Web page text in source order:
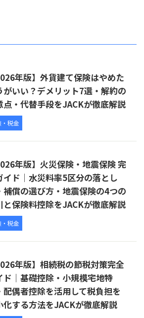
年版】外貨建て保険はやめた
がいい？デメリット7選・解約の
点・代替手段をJACKが徹底解説
税金
年版】火災保険・地震保険 完
イド｜水災料率5区分の落とし
補償の選び方・地震保険の4つの
と保険料控除をJACKが徹底解説
税金
年版】相続税の節税対策完全
ド｜基礎控除・小規模宅地特
配偶者控除を活用して税負担を
化する方法をJACKが徹底解説